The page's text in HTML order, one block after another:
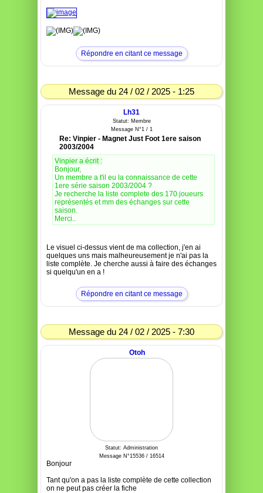
Répondre en citant ce message
Message du 24 / 02 / 2025 - 1:25
Lh31
Statut: Membre
Message N°1 / 1
Re: Vinpier - Magnet Just Foot 1ere saison
2003/2004
Vinpier a écrit :
Bonjour,
Un membre a t'il eu la connaissance de cette
1ere série saison 2003/2004 ?
Je recherche la liste complete des 170 joueurs
représentés et mm des échanges sur cette
saison.
Merci..
Le visuel ci-dessus vient de ma collection, j'en ai
quelques uns mais malheureusement je n'ai pas la
liste complète. Je cherche aussi à faire des échanges
si quelqu'un en a !
Répondre en citant ce message
Message du 24 / 02 / 2025 - 7:30
Otoh
Statut: Administration
Message N°15536 / 16514
Bonjour
Tant qu'on a pas la liste complète de cette collection
on ne peut pas créer la fiche